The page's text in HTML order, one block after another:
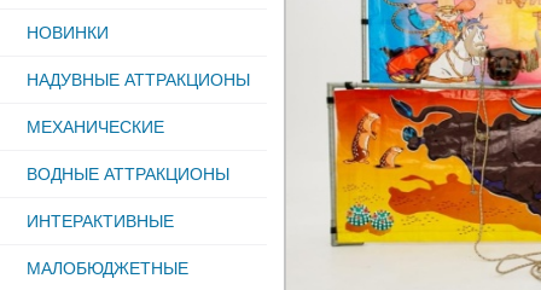
НОВИНКИ
НАДУВНЫЕ АТТРАКЦИОНЫ
МЕХАНИЧЕСКИЕ
ВОДНЫЕ АТТРАКЦИОНЫ
ИНТЕРАКТИВНЫЕ
МАЛОБЮДЖЕТНЫЕ